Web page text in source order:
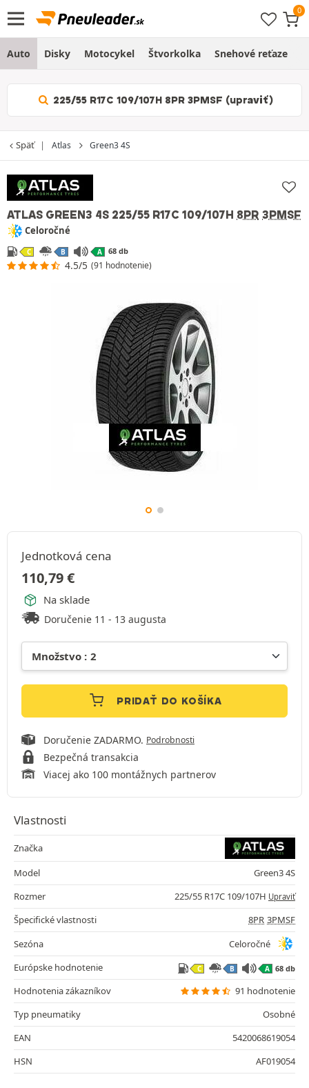
Auto Disky Motocykel Štvorkolka Snehové reťaze
225/55 R17C 109/107H 8PR 3PMSF (upraviť)
Späť Atlas Green3 4S
ATLAS GREEN3 4S 225/55 R17C 109/107H 8PR 3PMSF
Celoročné
C B A 68 db
4.5/5 (91 hodnotenie)
Jednotková cena
110,79€
Na sklade
Doručenie 11 - 13 augusta
PRIDAŤ DO KOŠÍKA
Doručenie ZADARMO. Podrobnosti
Bezpečná transakcia
Viacej ako 100 montážnych partnerov
Vlastnosti
Značka
Model
Green3 4S
Rozmer
225/55 R17C 109/107H Upraviť
Špecifické vlastnosti 8PR 3PMSF
Sezóna
Celoročné
Európske hodnotenie
C B A 68 db
Hodnotenia zákazníkov
91 hodnotenie
Typ pneumatiky
Osobné
EAN
5420068619054
HSN
AF019054